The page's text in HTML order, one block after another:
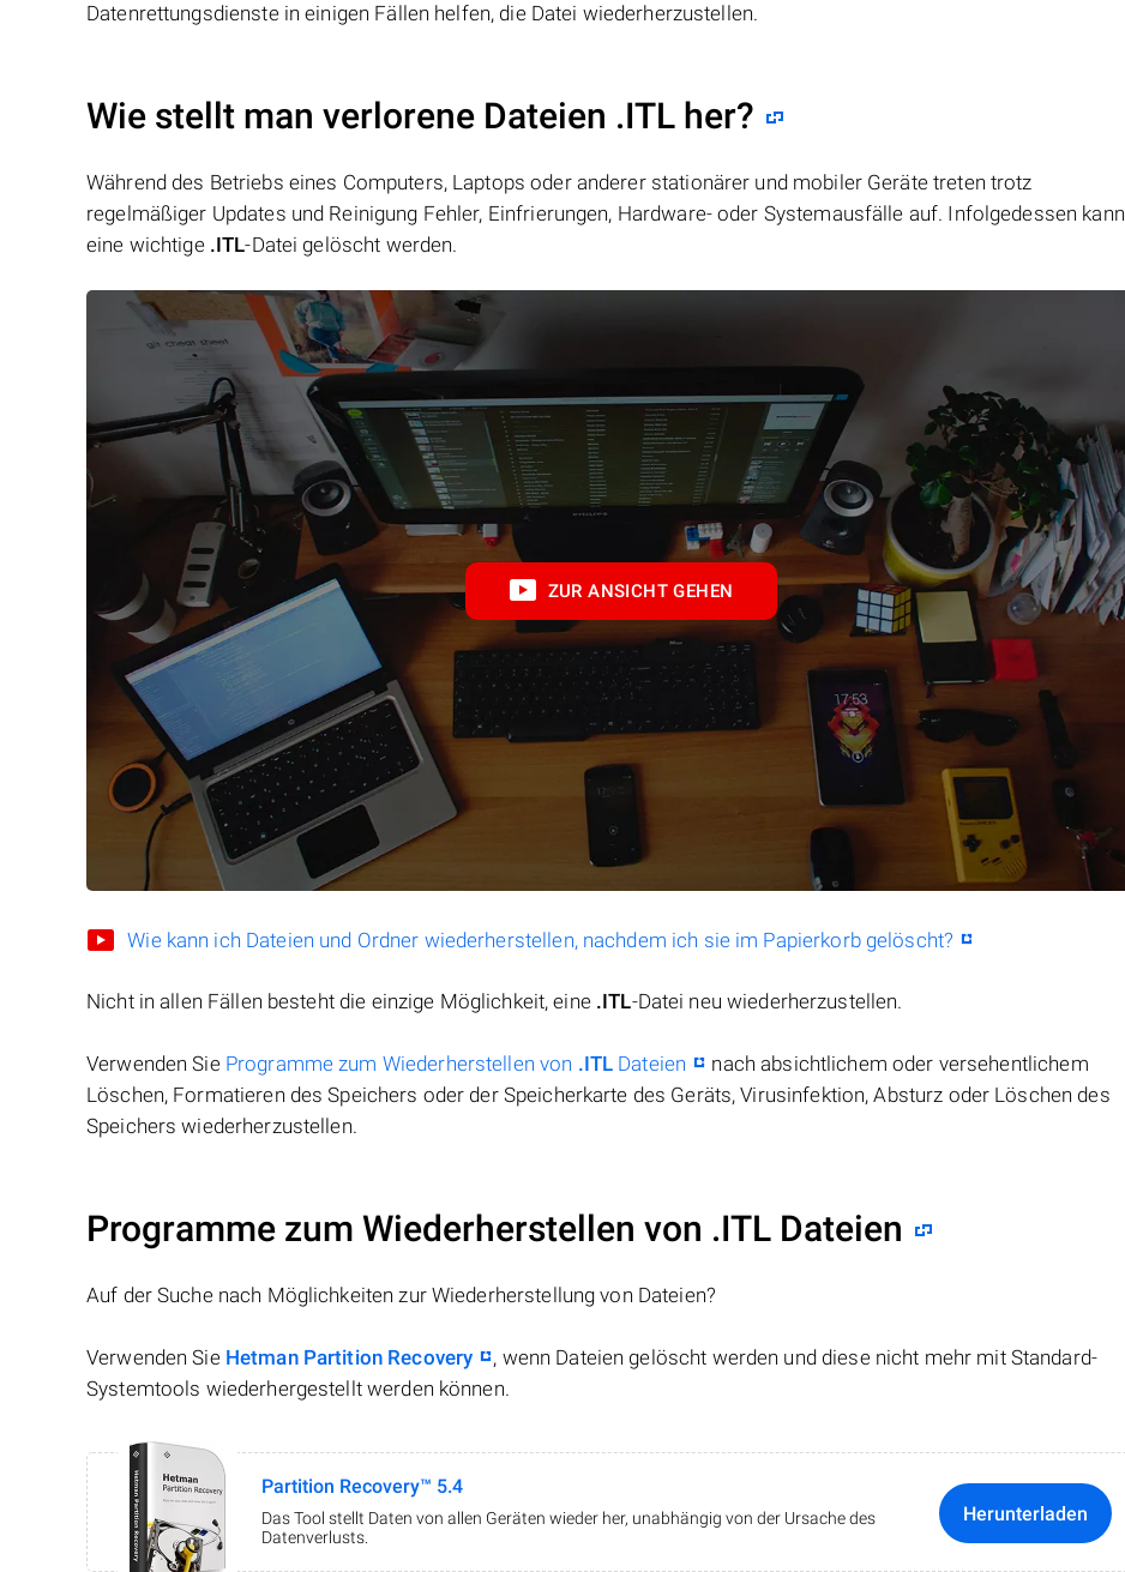
Datenrettungsdienste in einigen Fällen helfen, die Datei wiederherzustellen.
Wie stellt man verlorene Dateien .ITL her?
Während des Betriebs eines Computers, Laptops oder anderer stationärer und mobiler Geräte treten trotz
regelmäßiger Updates und Reinigung Fehler, Einfrierungen, Hardware- oder Systemausfälle auf. Infolgedessen kann
eine wichtige .ITL-Datei gelöscht werden.
ZUR ANSICHT GEHEN
Wie kann ich Dateien und Ordner wiederherstellen, nachdem ich sie im Papierkorb gelöscht?
Nicht in allen Fällen besteht die einzige Möglichkeit, eine .ITL-Datei neu wiederherzustellen.
Verwenden Sie Programme zum Wiederherstellen von .ITL Dateien
nach absichtlichem oder versehentlichem
Löschen, Formatieren des Speichers oder der Speicherkarte des Geräts, Virusinfektion, Absturz oder Löschen des
Speichers wiederherzustellen.
Programme zum Wiederherstellen von .ITL Dateien
Auf der Suche nach Möglichkeiten zur Wiederherstellung von Dateien?
Verwenden Sie Hetman Partition Recovery
, wenn Dateien gelöscht werden und diese nicht mehr mit Standard-
Systemtools wiederhergestellt werden können.
Partition Recovery™ 5.4
Das Tool stellt Daten von allen Geräten wieder her, unabhängig von der Ursache des
Datenverlusts.
Herunterladen